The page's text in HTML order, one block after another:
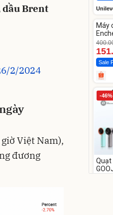
dầu Brent
2/2024
Việt Nam),
đương
-62%
Máy
dao
Sale
-46%
Quạt